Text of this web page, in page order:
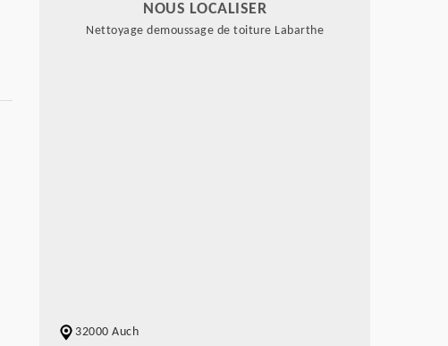
NOUS LOCALISER
Nettoyage demoussage de toiture Labarthe
32000 Auch